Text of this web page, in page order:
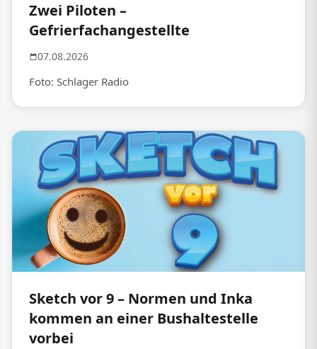
Zwei Piloten –
Gefrierfachangestellte
07.08.2026
Foto: Schlager Radio
Sketch vor 9 – Normen und Inka
kommen an einer Bushaltestelle
vorbei